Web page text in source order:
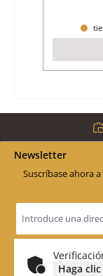
Newsletter
Suscríbase ahora
Dirección
de
electrónico
Haga